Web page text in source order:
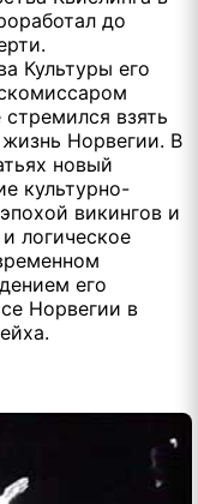
до
Культуры его
взять
Норвегии. В
новый
культурно-
викингов и
логическое
его
Норвегии в